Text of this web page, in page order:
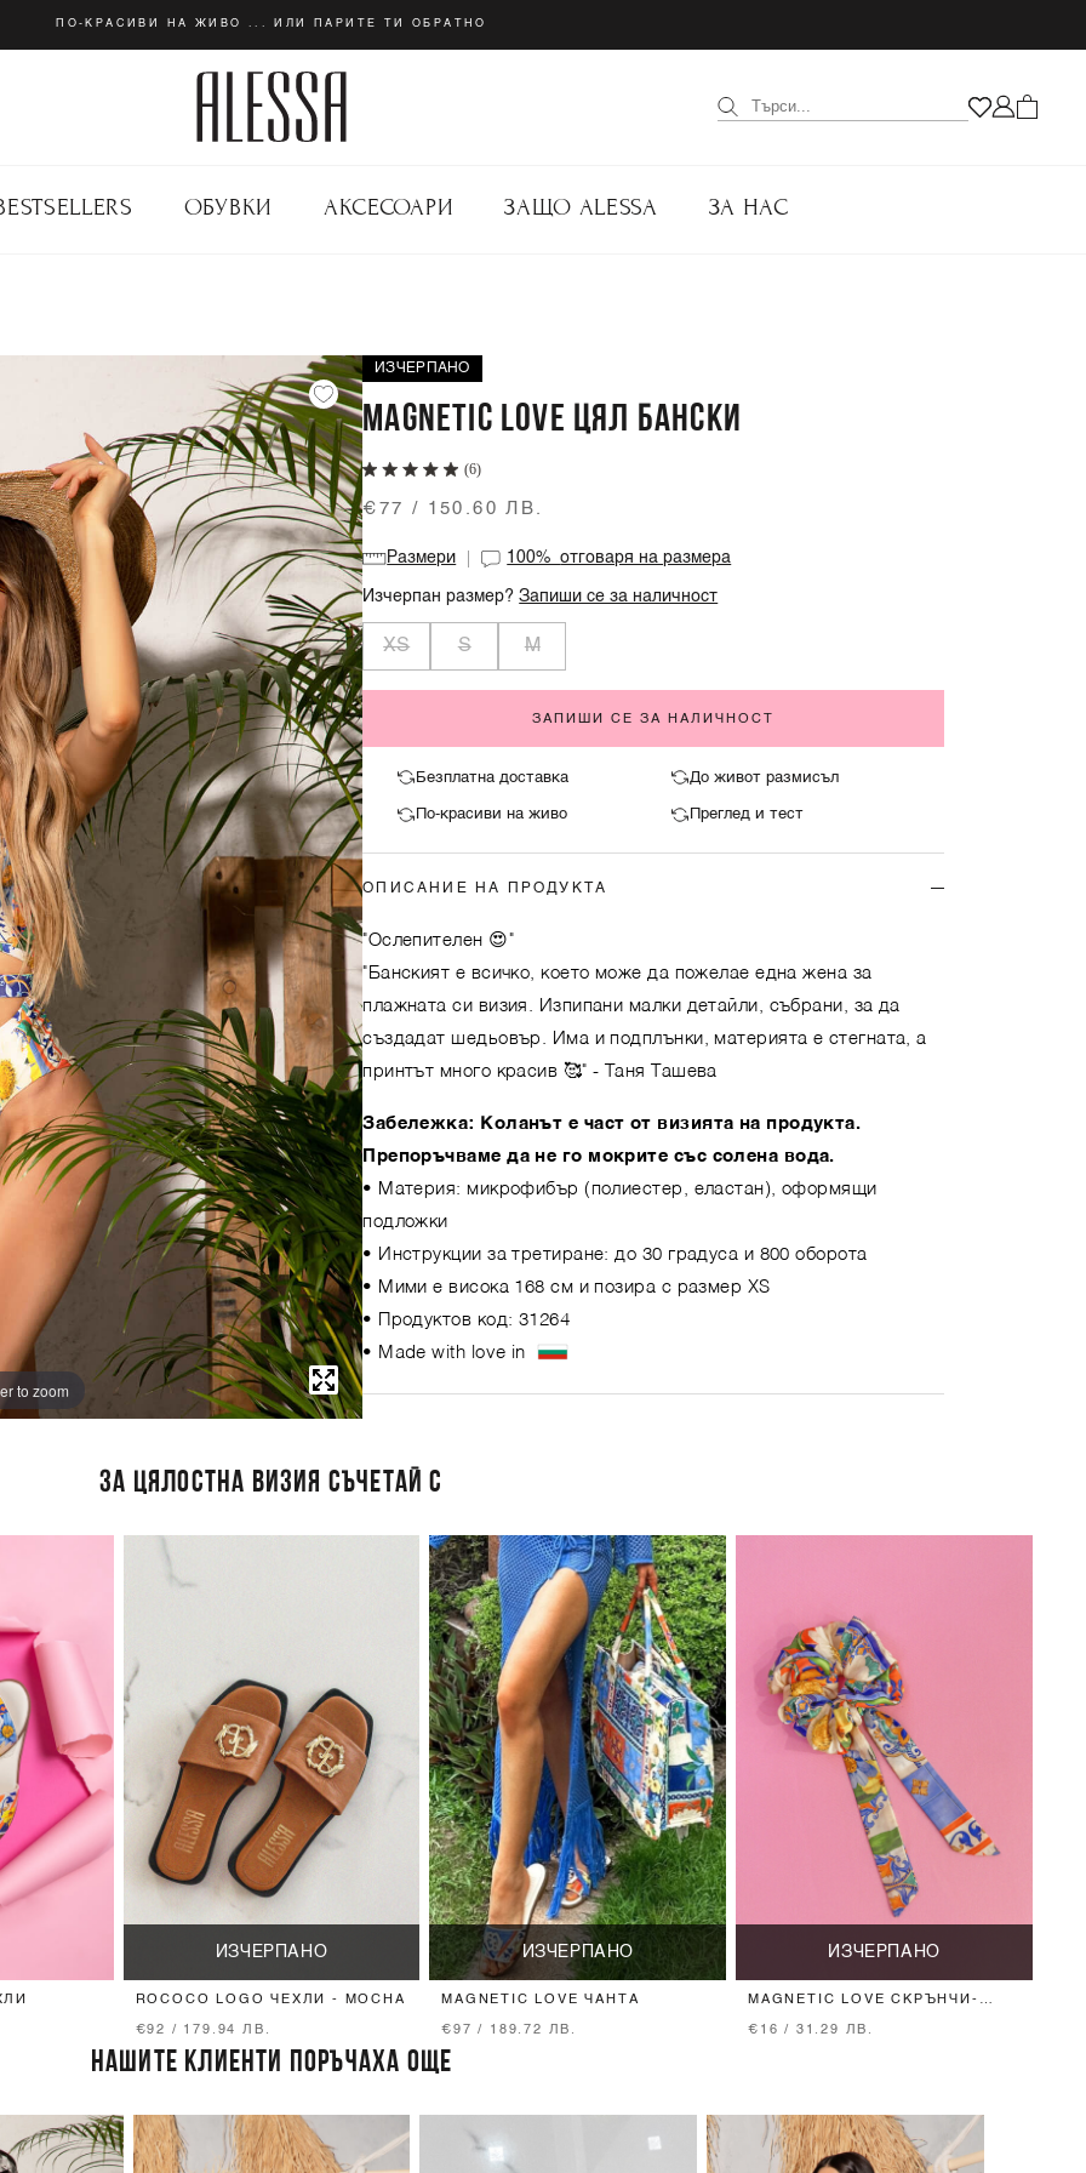
ПО-КРАСИВИ НА ЖИВО ... ИЛИ ПАРИТЕ ТИ ОБРАТНО
ОБУВКИ АКСЕСОАРИ ЗАЩО ALESSA ЗА НАС
to zoom
ИЗЧЕРПАНО
MAGNETIC LOVE ЦЯЛ БАНСКИ
(6)
€77 / 150.60 ЛВ.
Размери 100%отговаря на размера
Изчерпан размер?Запиши се за наличност
XS S M
ЗАПИШИ СЕ ЗА НАЛИЧНОСТ
Безплатна доставка До живот размисъл
По-красиви на живо Преглед и тест
ОПИСАНИЕ НА ПРОДУКТА
"Ослепителен 😍"
"Банският е всичко, което може да пожелае една жена за
плажната си визия. Изпипани малки детайли, събрани, за да
създадат шедьовър. Има и подплънки, материята е стегната, а
принтът много красив 🥰" - Таня Ташева
Забележка: Коланът е част от визията на продукта.
Препоръчваме да не го мокрите със солена вода.
• Материя: микрофибър (полиестер, еластан), оформящи
подложки
• Инструкции за третиране: до 30 градуса и 800 оборота
• Мими е висока 168 см и позира с размер XS
• Продуктов код: 31264
• Made with love in
ЗА ЦЯЛОСТНА ВИЗИЯ СЪЧЕТАЙ С
ИЗЧЕРПАНО
ROCOCO LOGO ЧЕХЛИ - MOCHA
€92 / 179.94 ЛВ.
ИЗЧЕРПАНО
MAGNETIC LOVE ЧАНТА
€97 / 189.72 ЛВ.
ИЗЧЕРПАНО
MAGNETIC LOVE СКРЪНЧИ-
€16 / 31.29 ЛВ.
НАШИТЕ КЛИЕНТИ ПОРЪЧАХА ОЩЕ